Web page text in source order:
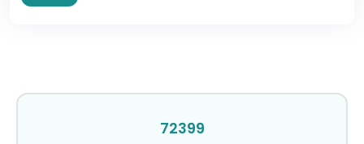
72399